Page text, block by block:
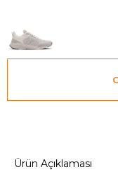
Ürün Açıklaması